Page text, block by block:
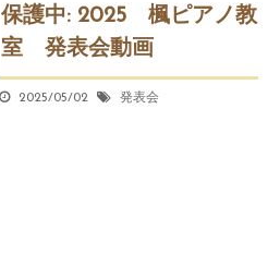
保護中: 2025 楓ピアノ教
室 発表会動画
2025/05/02 発表会